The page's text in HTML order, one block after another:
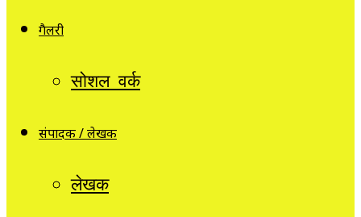
गैलरी
सोशल वर्क
संपादक / लेखक
लेखक